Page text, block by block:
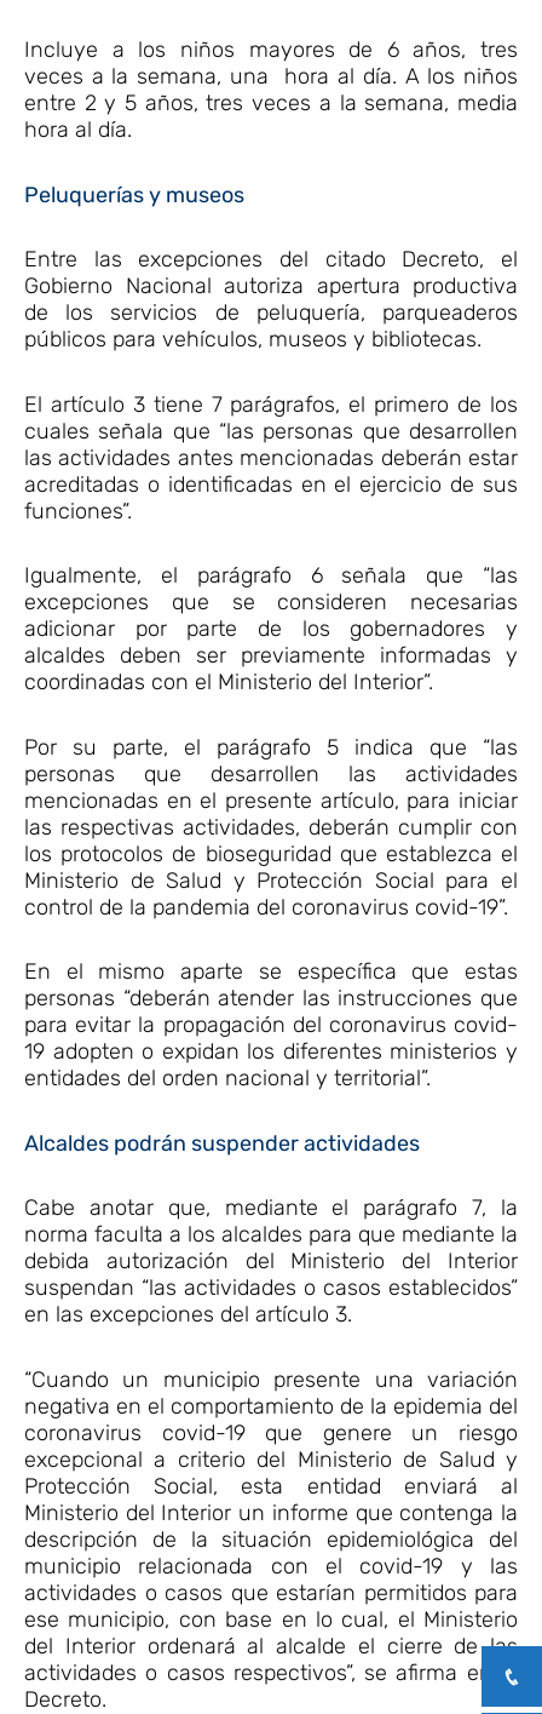
Incluye a los niños mayores de 6 años, tres
veces a la semana, una hora al día. A los niños
entre 2 y 5 años, tres veces a la semana, media
hora al día.
Peluquerías y museos
Entre las excepciones del citado Decreto, el
Gobierno Nacional autoriza apertura productiva
de los servicios de peluquería, parqueaderos
públicos para vehículos, museos y bibliotecas.
El artículo 3 tiene 7 parágrafos, el primero de los
cuales señala que “las personas que desarrollen
las actividades antes mencionadas deberán estar
acreditadas o identificadas en el ejercicio de sus
funciones”.
Igualmente, el parágrafo 6 señala que “las
excepciones que se consideren necesarias
adicionar por parte de los gobernadores y
alcaldes deben ser previamente informadas y
coordinadas con el Ministerio del Interior”.
Por su parte, el parágrafo 5 indica que “las
personas que desarrollen las actividades
mencionadas en el presente artículo, para iniciar
las respectivas actividades, deberán cumplir con
los protocolos de bioseguridad que establezca el
Ministerio de Salud y Protección Social para el
control de la pandemia del coronavirus covid-19”.
En el mismo aparte se específica que estas
personas “deberán atender las instrucciones que
para evitar la propagación del coronavirus covid-
19 adopten o expidan los diferentes ministerios y
entidades del orden nacional y territorial”.
Alcaldes podrán suspender actividades
Cabe anotar que, mediante el parágrafo 7, la
norma faculta a los alcaldes para que mediante la
debida autorización del Ministerio del Interior
suspendan “las actividades o casos establecidos”
en las excepciones del artículo 3.
“Cuando un municipio presente una variación
negativa en el comportamiento de la epidemia del
coronavirus covid-19 que genere un riesgo
excepcional a criterio del Ministerio de Salud y
Protección Social, esta entidad enviará al
Ministerio del Interior un informe que contenga la
descripción de la situación epidemiológica del
municipio relacionada con el covid-19 y las
actividades o casos que estarían permitidos para
ese municipio, con base en lo cual, el Ministerio
del Interior ordenará al alcalde el cierre de las
actividades o casos respectivos”, se afirma en el
Decreto.